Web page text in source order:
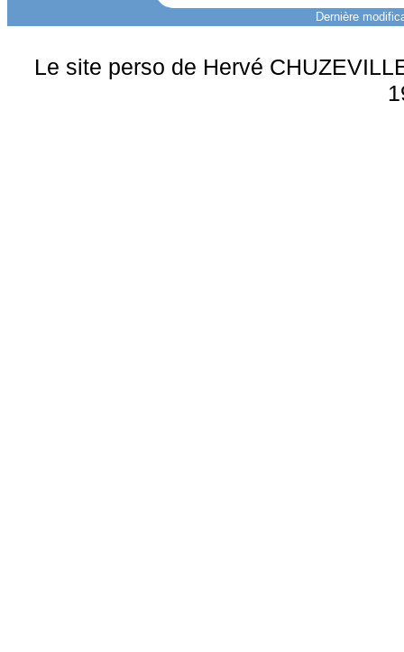
Dernière
Le site perso de Hervé